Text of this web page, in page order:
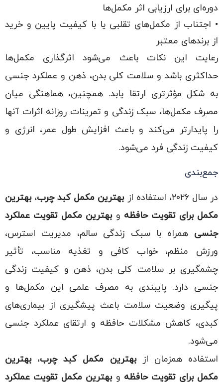
دوره‌ای برای ارزیابی اثر مکمل‌ها
• اجتناب از مکمل‌های تقلبی یا با کیفیت پایین و خرید
از برندهای معتبر
رعایت این نکات باعث می‌شود اثرگذاری مکمل‌ها
حداکثری باشد و سلامت کلی بدن، ذهن و عملکرد جنسی
به شکل مؤثرتری ارتقا یابد. همچنین، هماهنگی میان
مصرف مکمل‌ها، سبک زندگی و تمرینات روزانه اثرات آنها
را پایدارتر می‌کند و باعث افزایش طول عمر، انرژی و
کیفیت زندگی فرد می‌شود.
جمع‌بندی
در سال ۲۰۲۶، استفاده از
بهترین مکمل کبد چرب،بهترین
مکمل برای تقویت حافظه وبهترین مکمل تقویت عملکرد
جنسی همراه با سبک زندگی سالم، مدیریت استرس،
ورزش منظم، خواب کافی و تغذیه مناسب، تأثیر
چشمگیری بر سلامت کلی بدن، ذهن و کیفیت زندگی
جنسی دارد. پایبندی به مصرف علمی این مکمل‌ها و
پیگیری وضعیت سلامت باعث پیشگیری از بیماری‌های
کبدی، کاهش مشکلات حافظه و ارتقای عملکرد جنسی
می‌شود.
استفاده همزمان ازبهترین مکمل کبد چرب،بهترین
مکمل برای تقویت حافظه وبهترین مکمل تقویت عملکرد